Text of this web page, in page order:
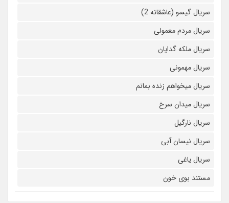
سریال گیسو (عاشقانه 2)
سریال مردم معمولی
سریال ملکه گدایان
سریال مهمونی
سریال میخواهم زنده بمانم
سریال میدان سرخ
سریال نارگیل
سریال نیسان آبی
سریال یاغی
مستند بوی خون